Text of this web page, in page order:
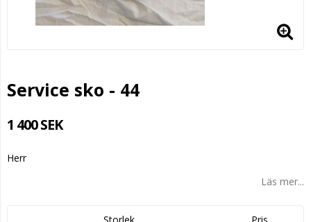
Service sko - 44
1 400 SEK
Herr
Läs mer...